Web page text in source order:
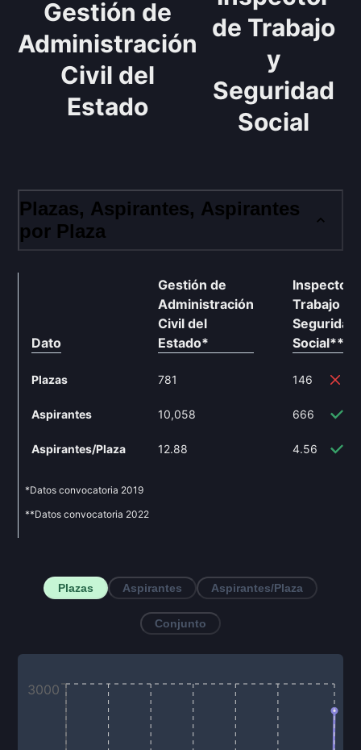
Gestión de
Administración
Civil del
Estado
de Trabajo
y
Seguridad
Social
Plazas, Aspirantes, Aspirantes
por Plaza
Dato
Gestión de
Administración
Civil del
Estado*
Plazas 781
Aspirantes 10,058
Aspirantes/Plaza 12.88
Inspector
Trabajo y
Seguridad
Social**
146
666
4.56
*Datos convocatoria 2019
**Datos convocatoria 2022
Plazas Aspirantes Aspirantes/Plaza
Conjunto
3000